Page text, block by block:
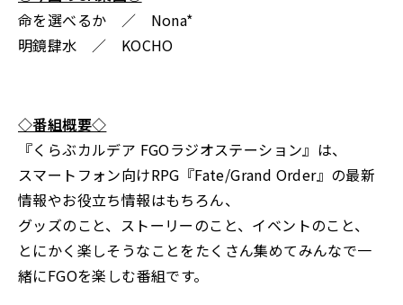
命を選べるか ／ Nona*
明鏡肆水 ／ KOCHO
◇番組概要◇
『くらぶカルデア FGOラジオステーション』は、
スマートフォン向けRPG『Fate/Grand Order』の最新
情報やお役立ち情報はもちろん、
グッズのこと、ストーリーのこと、イベントのこと、
とにかく楽しそうなことをたくさん集めてみんなで一
緒にFGOを楽しむ番組です。